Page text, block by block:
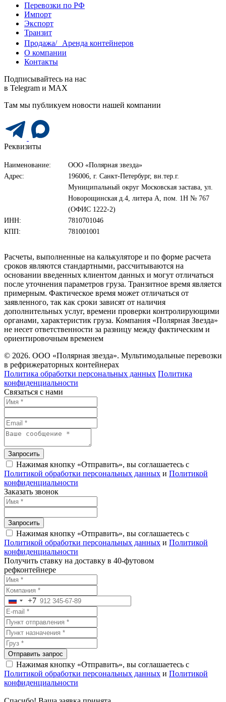
Перевозки по РФ
Импорт
Экспорт
Транзит
Продажа/ Аренда контейнеров
О компании
Контакты
Подписывайтесь на нас
в Telegram и MAX
Там мы публикуем новости нашей компании
Реквизиты
Наименование:
ООО «Полярная звезда»
Адрес:
196006, г. Санкт-Петербург, вн.тер.г.
Муниципальный округ Московская застава, ул.
Новорощинская д.4, литера А, пом. 1Н № 767
(ОФИС 1222-2)
ИНН:
7810701046
КПП:
781001001
Расчеты, выполненные на калькуляторе и по форме расчета
сроков являются стандартными, рассчитываются на
основании введенных клиентом данных и могут отличаться
после уточнения параметров груза. Транзитное время является
примерным. Фактическое время может отличаться от
заявленного, так как сроки зависят от наличия
дополнительных услуг, времени проверки контролирующими
органами, характеристик груза. Компания «Полярная Звезда»
не несет ответственности за разницу между фактическим и
ориентировочным временем
© 2026. ООО «Полярная звезда». Мультимодальные перевозки
в рефрижераторных контейнерах
Политика обработки персональных данных Политика
конфиденциальности
Связаться с нами
Запросить
Нажимая кнопку «Отправить», вы соглашаетесь с
Политикой обработки персональных данных и Политикой
конфиденциальности
Заказать звонок
Запросить
Нажимая кнопку «Отправить», вы соглашаетесь с
Политикой обработки персональных данных и Политикой
конфиденциальности
Получить ставку на доставку в 40-футовом
рефконтейнере
Russia
+7
+7
Отправить запрос
Нажимая кнопку «Отправить», вы соглашаетесь с
Политикой обработки персональных данных и Политикой
конфиденциальности